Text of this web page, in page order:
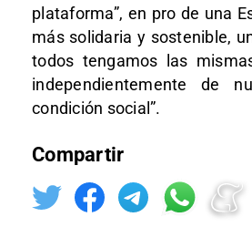
plataforma”, en pro de una
más solidaria y sostenible,
todos tengamos las
independientemente de
condición social”.
Compartir